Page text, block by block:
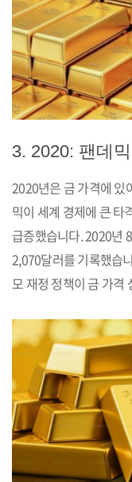
3. 2020: 팬데
2020년은 금 가격에 있
믹이 세계 경제에 큰 타
급증했습니다. 2020년
2,070달러를 기록했습
모 재정 정책이 금 가격